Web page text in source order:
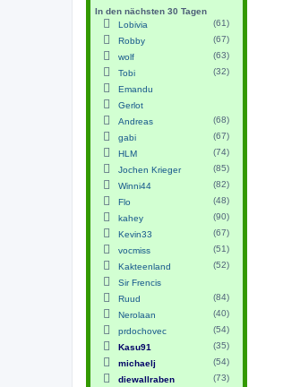
In den nächsten 30 Tagen
Lobivia
(61)
Robby
(67)
wolf
(63)
Tobi
(32)
Emandu
Gerlot
Andreas
(68)
gabi
(67)
HLM
(74)
Jochen Krieger
(85)
Winni44
(82)
Flo
(48)
kahey
(90)
Kevin33
(67)
vocmiss
(51)
Kakteenland
(52)
Sir Frencis
Ruud
(84)
Nerolaan
(40)
prdochovec
(54)
Kasu91
(35)
michaelj
(54)
diewallraben
(73)